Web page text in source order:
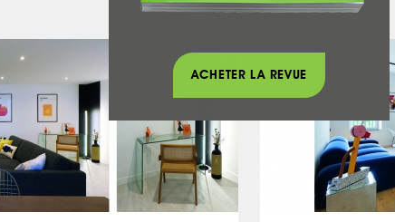
ACHETER LA REVUE